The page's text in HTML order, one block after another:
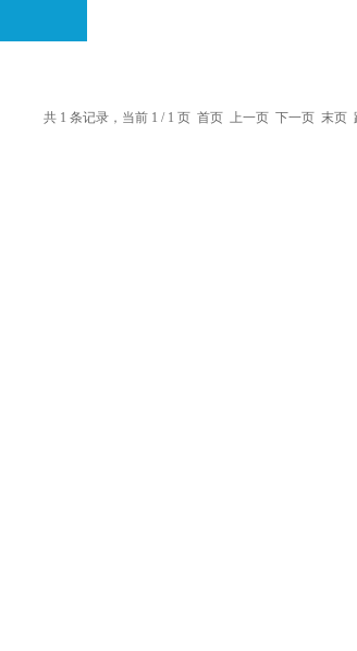
共 1 条记录，当前 1 / 1 页 首页 上一页 下一页 末页